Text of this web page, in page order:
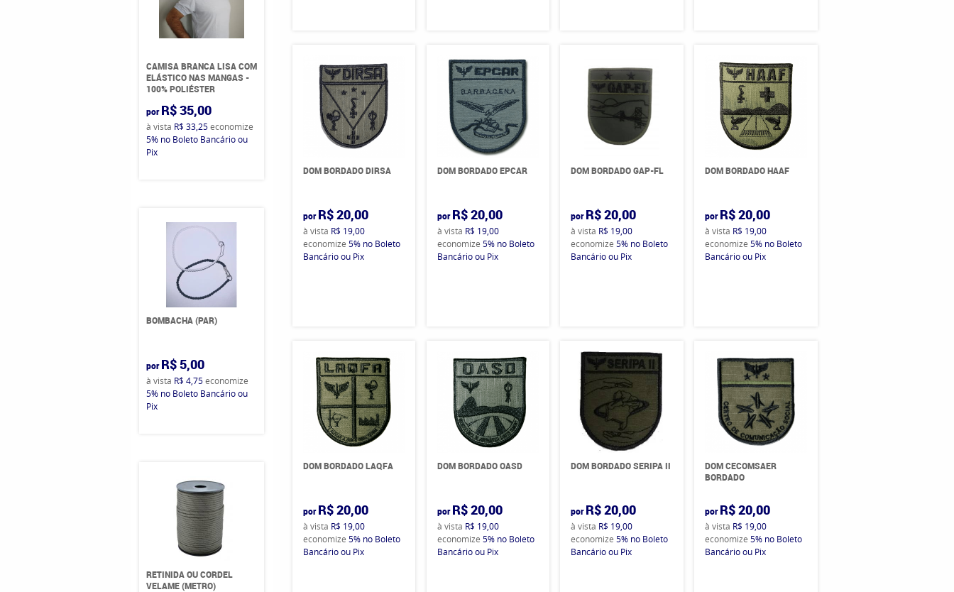
CAMISA BRANCA LISA COM
ELÁSTICO NAS MANGAS -
100% POLIÉSTER
por R$ 35,00
à vista R$ 33,25economize
5% no Boleto Bancário ou
Pix
BOMBACHA (PAR)
por R$ 5,00
à vista R$ 4,75economize
5% no Boleto Bancário ou
Pix
RETINIDA OU CORDEL
VELAME (METRO)
DOM BORDADO DIRSA
por R$ 20,00
à vista R$ 19,00
economize 5% no Boleto
Bancário ou Pix
DOM BORDADO EPCAR
por R$ 20,00
à vista R$ 19,00
economize 5% no Boleto
Bancário ou Pix
DOM BORDADO GAP-FL
por R$ 20,00
à vista R$ 19,00
economize5% no Boleto
Bancário ou Pix
DOM BORDADO HAAF
por R$ 20,00
à vista R$ 19,00
economize5% no Boleto
Bancário ou Pix
DOM BORDADO LAQFA
por R$ 20,00
à vista R$ 19,00
economize 5% no Boleto
Bancário ou Pix
DOM BORDADO OASD
por R$ 20,00
à vista R$ 19,00
economize 5% no Boleto
Bancário ou Pix
DOM BORDADO SERIPA II
por R$ 20,00
à vista R$ 19,00
economize5% no Boleto
Bancário ou Pix
DOM CECOMSAER
BORDADO
por R$ 20,00
à vista R$ 19,00
economize5% no Boleto
Bancário ou Pix